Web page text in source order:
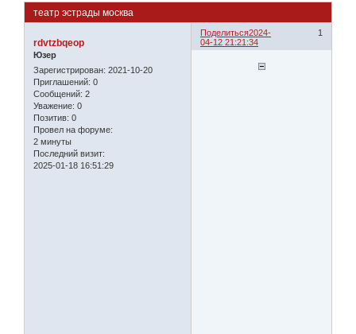
театр эстрады москва
Поделиться 1
2024-
04-12 21:21:34
rdvtzbqeop
Юзер
Зарегистрирован: 2021-10-20
Приглашений: 0
Сообщений: 2
Уважение: 0
Позитив: 0
Провел на форуме:
2 минуты
Последний визит:
2025-01-18 16:51:29